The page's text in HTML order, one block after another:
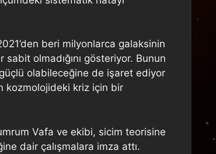
beri milyonlarca galaksinin
sabit olmadığını gösteriyor. Bunun
olabileceğine de işaret ediyor
kozmolojideki kriz için bir
Vafa ve ekibi, sicim teorisine
dair çalışmalara imza attı.